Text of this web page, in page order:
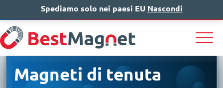
IT EN DE
Magneti di tenuta
Spediamo solo nei paesi EU Nascondi